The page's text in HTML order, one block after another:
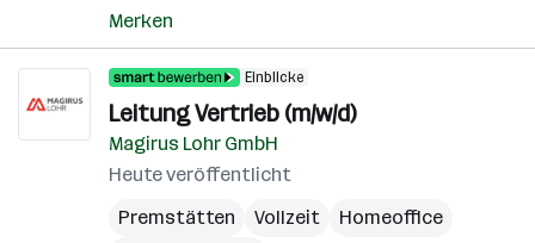
Merken
Einblicke
Leitung Vertrieb (m/w/d)
Magirus Lohr GmbH
Heute veröffentlicht
Premstätten
Vollzeit
Homeoffice